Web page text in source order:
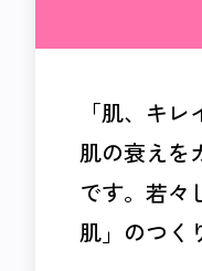
「肌、キ
肌の衰えを
です。若々
肌」のつく